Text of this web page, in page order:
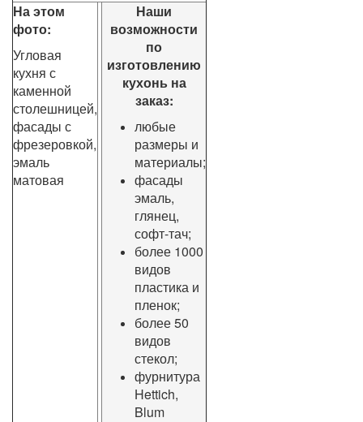
На этом
фото:
Угловая
кухня с
каменной
столешницей,
фасады с
фрезеровкой,
эмаль
матовая
Наши
возможности
по
изготовлению
кухонь на
заказ:
любые
размеры и
материалы;
фасады
эмаль,
глянец,
софт-тач;
более 1000
видов
пластика и
пленок;
более 50
видов
стекол;
фурнитура
Hettich,
Blum